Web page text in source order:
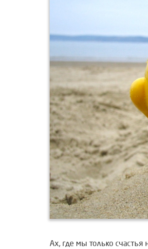
Ах, где мы только счастья